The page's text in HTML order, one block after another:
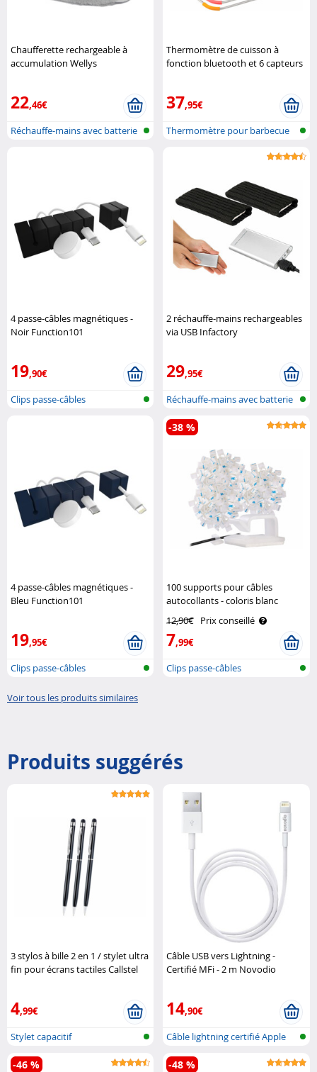
Chaufferette rechargeable à
accumulation Wellys
22,46€
Réchauffe-mains avec batterie
Thermomètre de cuisson à
fonction bluetooth et 6 capteurs
37,95€
Thermomètre pour barbecue
4 passe-câbles magnétiques -
Noir Function101
19,90€
Clips passe-câbles
2 réchauffe-mains rechargeables
via USB Infactory
29,95€
Réchauffe-mains avec batterie
4 passe-câbles magnétiques -
Bleu Function101
19,95€
Clips passe-câbles
100 supports pour câbles
autocollants - coloris blanc
12,90€ Prix conseillé
7,99€
-38 %
Clips passe-câbles
Voir tous les produits similaires
Produits suggérés
3 stylos à bille 2 en 1 / stylet ultra
fin pour écrans tactiles Callstel
4,99€
Stylet capacitif
Câble USB vers Lightning -
Certifié MFi - 2 m Novodio
14,90€
Câble lightning certifié Apple
(MFI..
-46 % -48 %